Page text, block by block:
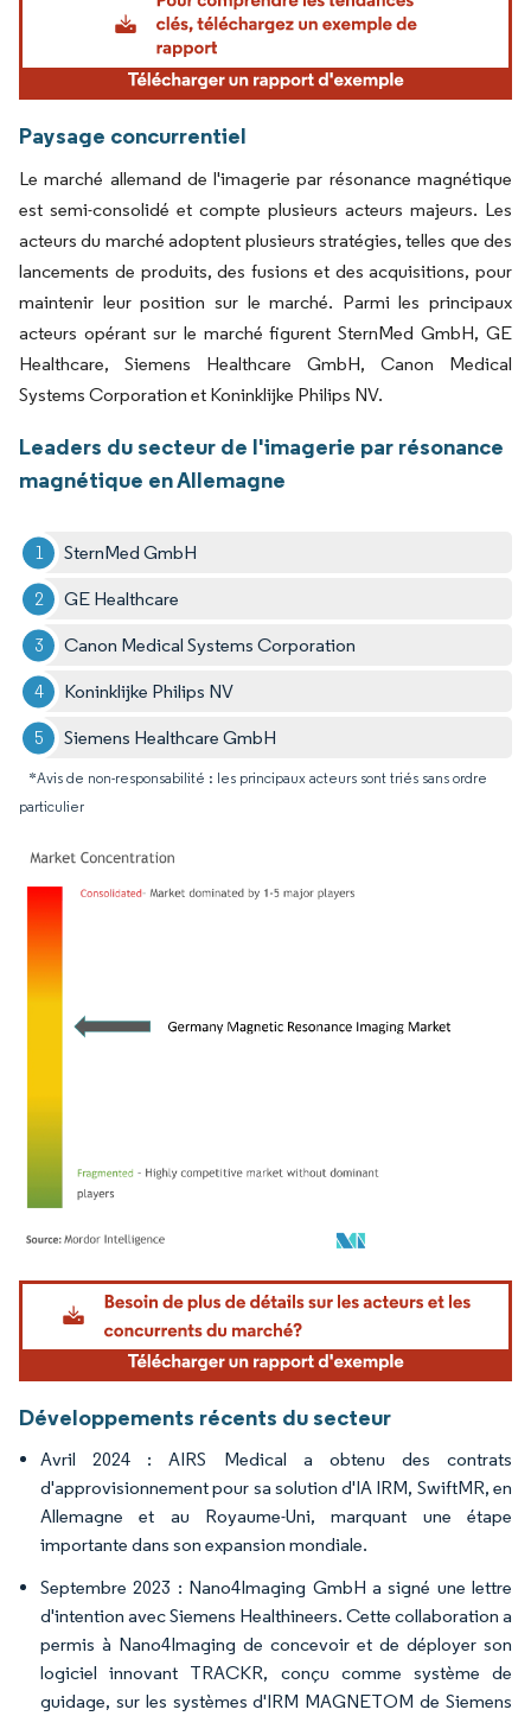
Paysage concurrentiel
Le marché allemand de l'imagerie par résonance magnétique
est semi-consolidé et compte plusieurs acteurs majeurs. Les
acteurs du marché adoptent plusieurs stratégies, telles que des
lancements de produits, des fusions et des acquisitions, pour
maintenir leur position sur le marché. Parmi les principaux
acteurs opérant sur le marché figurent SternMed GmbH, GE
Healthcare, Siemens Healthcare GmbH, Canon Medical
Systems Corporation et Koninklijke Philips NV.
Leaders du secteur de l'imagerie par résonance
magnétique en Allemagne
SternMed GmbH
GE Healthcare
Canon Medical Systems Corporation
Koninklijke Philips NV
Siemens Healthcare GmbH
*Avis de non-responsabilité : les principaux acteurs sont triés sans ordre
particulier
Image © Mordor Intelligence. La réutilisation nécessite une attribution sous CC BY
Développements récents du secteur
Avril 2024 : AIRS Medical a obtenu des contrats
d'approvisionnement pour sa solution d'IA IRM, SwiftMR, en
Allemagne et au Royaume-Uni, marquant une étape
importante dans son expansion mondiale.
Septembre 2023 : Nano4Imaging GmbH a signé une lettre
d'intention avec Siemens Healthineers. Cette collaboration a
permis à Nano4Imaging de concevoir et de déployer son
logiciel innovant TRACKR, conçu comme système de
guidage, sur les systèmes d'IRM MAGNETOM de Siemens